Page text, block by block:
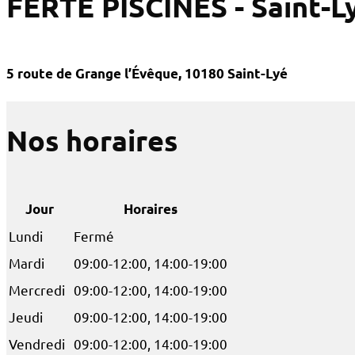
5 route de Grange l’Évêque, 10180 Saint-Lyé
Nos horaires
Jour
Horaires
Lundi
Fermé
Mardi
09:00-12:00, 14:00-19:00
Mercredi 09:00-12:00, 14:00-19:00
Jeudi
09:00-12:00, 14:00-19:00
Vendredi 09:00-12:00, 14:00-19:00